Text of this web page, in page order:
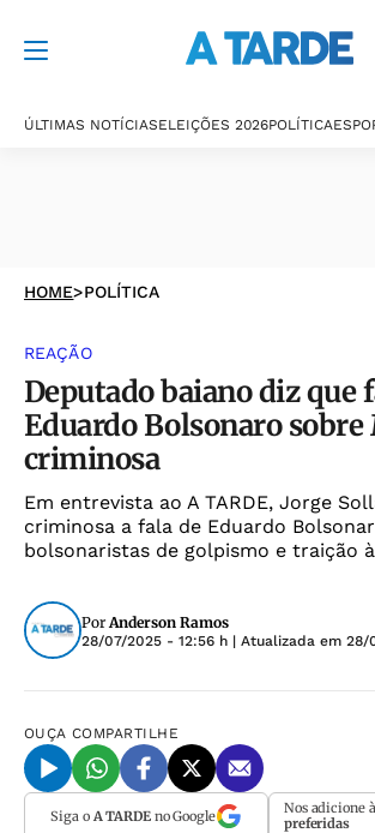
ÚLTIMAS NOTÍCIASELEIÇÕES 2026POLÍTICA
HOME>POLÍTICA
REAÇÃO
Deputado baiano diz que
Eduardo Bolsonaro sobre
criminosa
Em entrevista ao A TARDE, Jorge
criminosa a fala de Eduardo
bolsonaristas de golpismo e traição
PorAnderson Ramos
28/07/2025 - 12:56 h | Atualizada em 28/
OUÇA COMPARTILHE
Siga o A TARDEno Google Nos adicione
preferidas